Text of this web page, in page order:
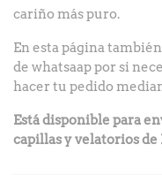
cariño más puro.
En esta página
de whatsaap por si
hacer tu pedido
Está disponible para
capillas y velatorios